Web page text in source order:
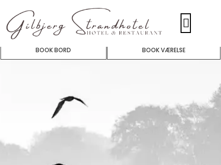
BOOK BORD BOOK VÆRELSE